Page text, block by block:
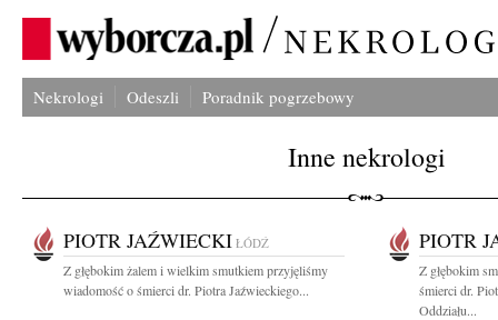
Nekrologi Odeszli Poradnik pogrzebowy
Inne nekrologi
PIOTR JAŹWIECKI ŁÓDŹ
Z głębokim żalem i wielkim smutkiem przyjęliśmy
wiadomość o śmierci dr. Piotra Jaźwieckiego...
PIOTR
Z głębokim
śmierci dr.
Oddziału...